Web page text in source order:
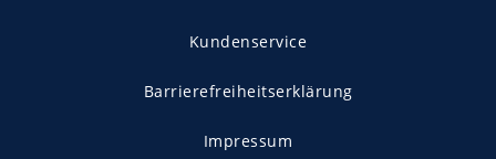
Kundenservice
Barrierefreiheitserklärung
Impressum